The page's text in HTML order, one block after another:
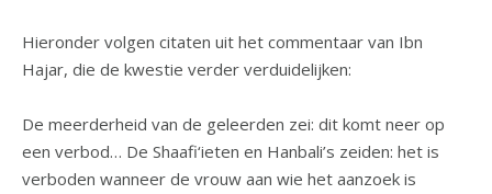
Hieronder volgen citaten uit het commentaar van Ibn
Hajar, die de kwestie verder verduidelijken:
De meerderheid van de geleerden zei: dit komt neer op
een verbod… De Shaafi‘ieten en Hanbali’s zeiden: het is
verboden wanneer de vrouw aan wie het aanzoek is